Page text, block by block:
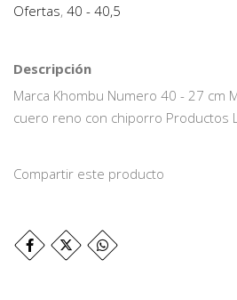
Ofertas, 40 - 40,5
Descripción
Marca Khombu Numero 40 - 27 cm
cuero reno con chiporro Productos
Compartir este producto